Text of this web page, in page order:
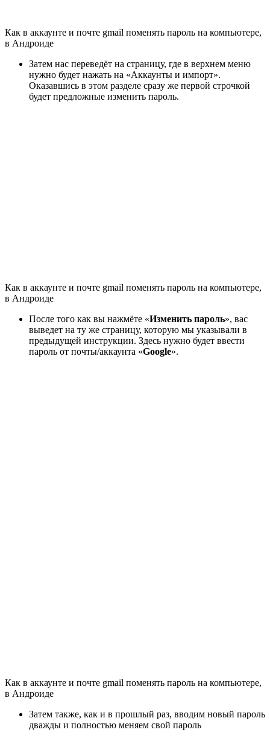
Как в аккаунте и почте gmail поменять пароль на компьютере,
в Андроиде
Затем нас переведёт на страницу, где в верхнем меню
нужно будет нажать на «Аккаунты и импорт».
Оказавшись в этом разделе сразу же первой строчкой
будет предложные изменить пароль.
Как в аккаунте и почте gmail поменять пароль на компьютере,
в Андроиде
После того как вы нажмёте «Изменить пароль», вас
выведет на ту же страницу, которую мы указывали в
предыдущей инструкции. Здесь нужно будет ввести
пароль от почты/аккаунта «Google».
Как в аккаунте и почте gmail поменять пароль на компьютере,
в Андроиде
Затем также, как и в прошлый раз, вводим новый пароль
дважды и полностью меняем свой пароль